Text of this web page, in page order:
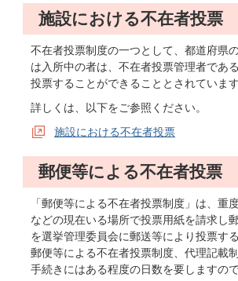
施設における不在者投票
不在者投票制度の一つとして、都道府県
は入所中の者は、不在者投票管理者であ
投票することができることとされています
詳しくは、以下をご参照ください。
施設における不在者投票
郵便等による不在者投票
「郵便等による不在者投票制度」は、
などの現在いる場所で投票用紙を請求し
を選挙管理委員会に郵送等により投票する
郵便等による不在者投票制度、代理記載
手続きにはある程度の日数を要しますの